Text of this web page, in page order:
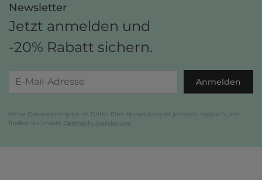
Newsletter
Jetzt anmelden und
-20% Rabatt sichern.
Anmelden
Keine Datenweitergabe an Dritte. Eine Abmeldung ist jederzeit möglich. Hier
findest du unsere Datenschutzerklärung